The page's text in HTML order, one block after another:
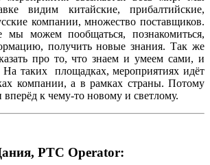
видим китайские, прибалтийские,
компании, множество поставщиков.
мы можем пообщаться, познакомиться,
получить новые знания. Так же
про то, что знаем и умеем сами, и
таких площадках, мероприятиях идёт
компании, а в рамках страны. Потому
вперёд к чему-то новому и светлому.
PTC Operator: